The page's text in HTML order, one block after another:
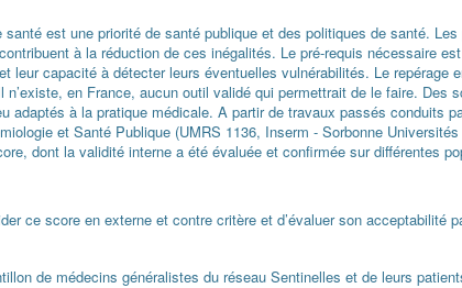
est une priorité de santé publique et des politiques de santé.
à la réduction de ces inégalités. Le pré-requis nécessaire
leur capacité à détecter leurs éventuelles vulnérabilités. Le repérage
en France, aucun outil validé qui permettrait de le faire. Des
adaptés à la pratique médicale. A partir de travaux passés conduits
et Santé Publique (UMRS 1136, Inserm - Sorbonne
dont la validité interne a été évaluée et confirmée sur différentes
ce score en externe et contre critère et d’évaluer son acceptabilité
de médecins généralistes du réseau Sentinelles et de leurs